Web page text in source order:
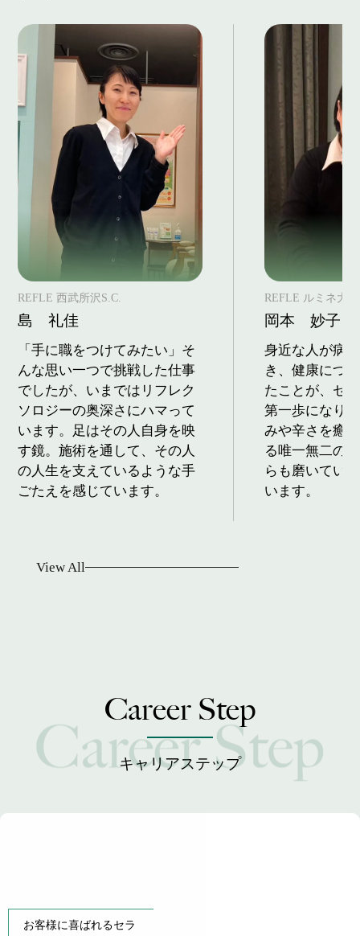
REFLE 西武所沢S.C.
島 礼佳
「手に職をつけてみたい」そ
んな思い一つで挑戦した仕事
でしたが、いまではリフレク
ソロジーの奥深さにハマって
います。足はその人自身を映
す鏡。施術を通して、その人
の人生を支えているような手
ごたえを感じています。
REFLE ルミネ大
岡本 妙子
身近な人が病
き、健康につ
たことが、セ
第一歩になり
みや辛さを癒
る唯一無二の
らも磨いてい
います。
View All
Career Step
キャリアステップ
お客様に喜ばれるセラ